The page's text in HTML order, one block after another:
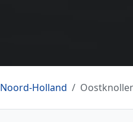
Noord-Holland